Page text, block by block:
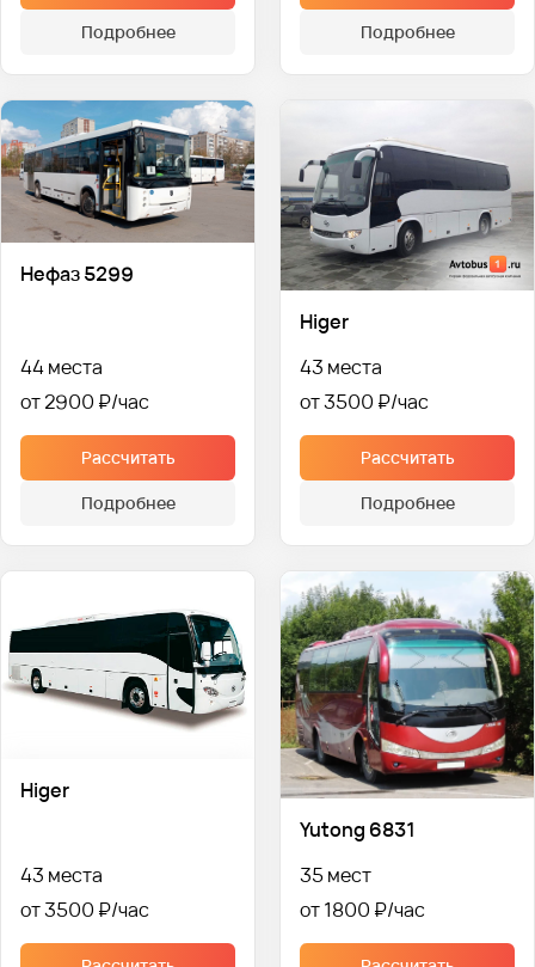
Подробнее
Подробнее
Нефаз 5299
44 места
от 2900 ₽
Рассчитать
Подробнее
Higer
43 места
от 3500 ₽
Рассчитать
Подробнее
Higer
43 места
от 3500 ₽
Yutong 6831
35 мест
от 1800 ₽